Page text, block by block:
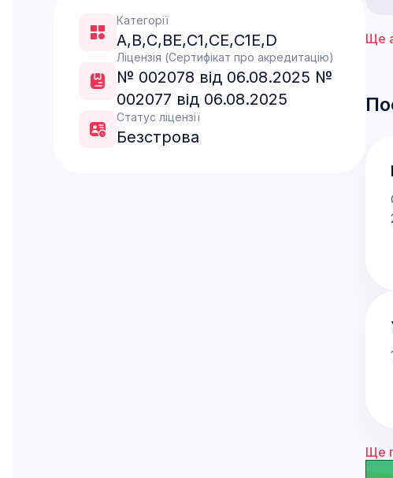
Категорії
A,B,C,ВЕ,C1,CE,С1Е,D
Ліцензія (Сертифікат про акредитацію)
№ 002078 від 06.08.2025 №
002077 від 06.08.2025
Статус ліцензії
Безстрова
Ще
Ще